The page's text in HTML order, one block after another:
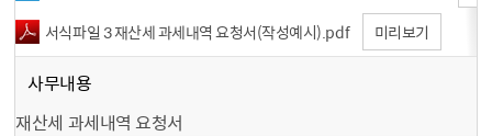
서식파일 3 재산세 과세내역 요청서（작성예시）.pdf
미리보기
사무내용
재산세 과세내역 요청서